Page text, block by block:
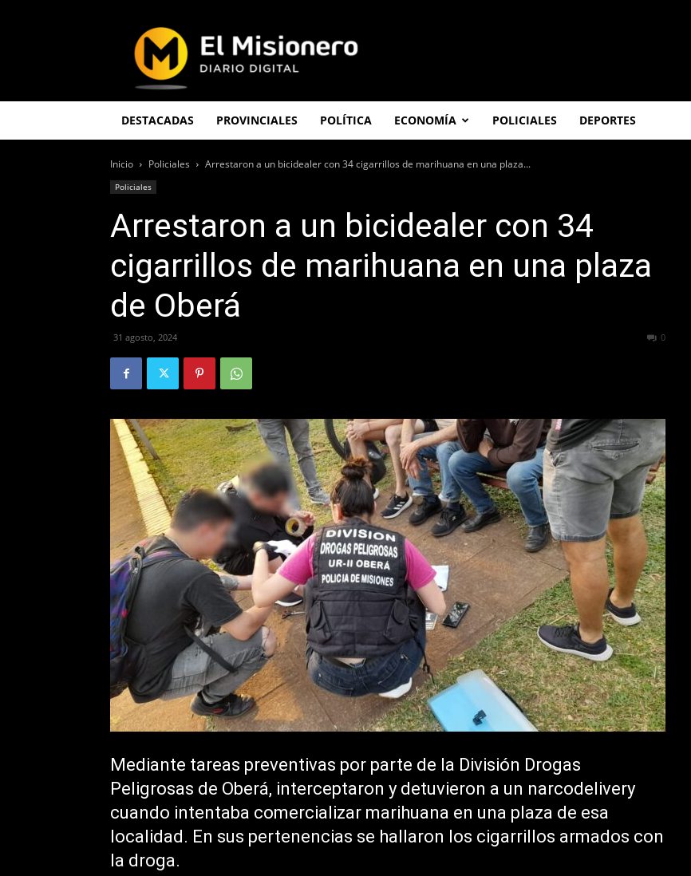
Misionero
DESTACADAS PROVINCIALES POLÍTICA ECONOMÍA POLICIALES DEPORTES
Inicio Policiales Arrestaron a un bicidealer con 34 cigarrillos de marihuana en una plaza...
Policiales
Arrestaron a un bicidealer con 34
cigarrillos de marihuana en una plaza
de Oberá
31 agosto, 2024 0
Mediante tareas preventivas por parte de la División Drogas
Peligrosas de Oberá, interceptaron y detuvieron a un narcodelivery
cuando intentaba comercializar marihuana en una plaza de esa
localidad. En sus pertenencias se hallaron los cigarrillos armados con
la droga.